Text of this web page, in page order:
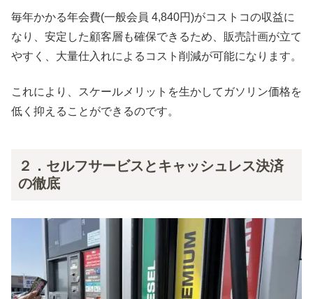
毎年かかる年会費(一般会員 4,840円)がコストコの収益に
なり、安定した顧客層も確保できるため、販売計画が立て
やすく、大量仕入れによるコスト削減が可能になります。
これにより、スケールメリットを生かしてガソリン価格を
低く抑えることができるのです。
２．セルフサービスとキャッシュレス決済
の徹底